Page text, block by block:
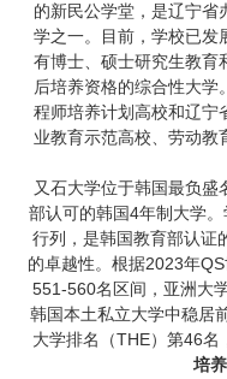
的新民公学堂，是辽宁省
学之一。目前，学校已发
有博士、硕士研究生教育
后培养资格的综合性大学
程师培养计划高校和辽宁
业教育示范高校、劳动教
又石大学位于韩国最负
部认可的韩国4年制大学
行列，是韩国教育部认证
的卓越性。根据2023年
551-560名区间，亚洲大
韩国本土私立大学中稳居
大学排名（THE）第46名
培